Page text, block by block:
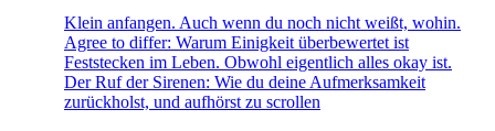
Klein anfangen. Auch wenn du noch nicht weißt, wohin.
Agree to differ: Warum Einigkeit überbewertet ist
Feststecken im Leben. Obwohl eigentlich alles okay ist.
Der Ruf der Sirenen: Wie du deine Aufmerksamkeit
zurückholst, und aufhörst zu scrollen